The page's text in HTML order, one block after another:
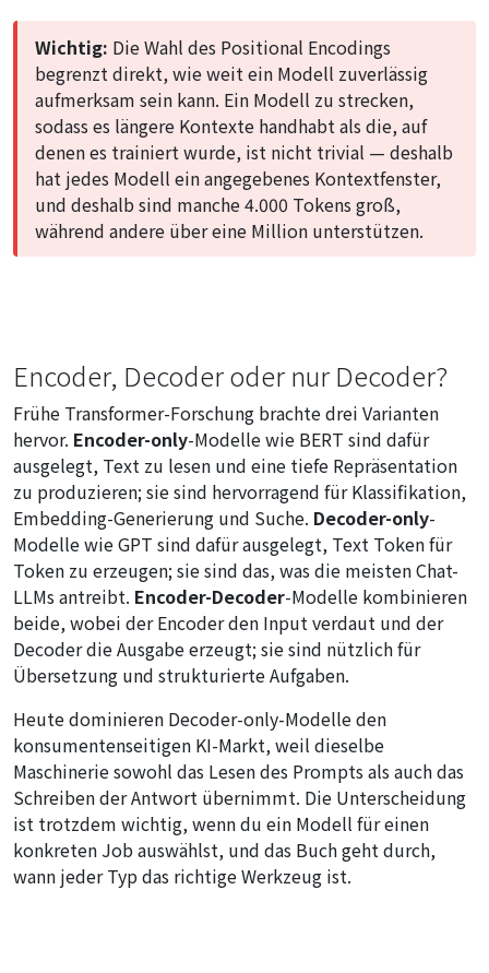
Wichtig: Die Wahl des Positional Encodings
begrenzt direkt, wie weit ein Modell zuverlässig
aufmerksam sein kann. Ein Modell zu strecken,
sodass es längere Kontexte handhabt als die, auf
denen es trainiert wurde, ist nicht trivial — deshalb
hat jedes Modell ein angegebenes Kontextfenster,
und deshalb sind manche 4.000 Tokens groß,
während andere über eine Million unterstützen.
Encoder, Decoder oder nur Decoder?
Frühe Transformer-Forschung brachte drei Varianten
hervor. Encoder-only-Modelle wie BERT sind dafür
ausgelegt, Text zu lesen und eine tiefe Repräsentation
zu produzieren; sie sind hervorragend für Klassifikation,
Embedding-Generierung und Suche. Decoder-only-
Modelle wie GPT sind dafür ausgelegt, Text Token für
Token zu erzeugen; sie sind das, was die meisten Chat-
LLMs antreibt. Encoder-Decoder-Modelle kombinieren
beide, wobei der Encoder den Input verdaut und der
Decoder die Ausgabe erzeugt; sie sind nützlich für
Übersetzung und strukturierte Aufgaben.
Heute dominieren Decoder-only-Modelle den
konsumentenseitigen KI-Markt, weil dieselbe
Maschinerie sowohl das Lesen des Prompts als auch das
Schreiben der Antwort übernimmt. Die Unterscheidung
ist trotzdem wichtig, wenn du ein Modell für einen
konkreten Job auswählst, und das Buch geht durch,
wann jeder Typ das richtige Werkzeug ist.